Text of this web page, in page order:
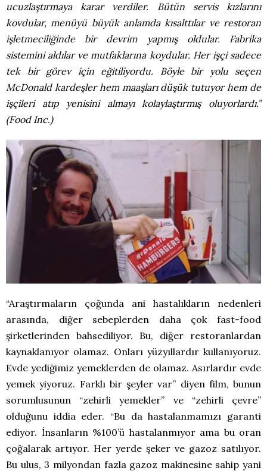
ucuzlaştırmaya karar verdiler. Bütün servis kızlarını
kovdular, menüyü büyük anlamda kısalttılar ve restoran
işletmeciliğinde bir devrim yapmış oldular. Fabrika
sistemini aldılar ve mutfaklarına koydular. Her işçi sadece
tek bir görev için eğitiliyordu. Böyle bir yolu seçen
McDonald kardeşler hem maaşları düşük tutuyor hem de
işçileri atıp yenisini almayı kolaylaştırmış oluyorlardı.”
(Food Inc.)
“Araştırmaların çoğunda ani hastalıkların nedenleri
arasında, diğer sebeplerden daha çok fast-food
şirketlerinden bahsediliyor. Bu, diğer restoranlardan
kaynaklanıyor olamaz. Onları yüzyıllardır kullanıyoruz.
Evde yediğimiz yemeklerden de olamaz. Asırlardır evde
yemek yiyoruz. Farklı bir şeyler var” diyen film, bunun
sorumlusunun “zehirli yemekler” ve “zehirli çevre”
olduğunu iddia eder. “Bu da hastalanmamızı garanti
ediyor. İnsanların %100’ü hastalanmıyor ama bu oran
çoğalarak artıyor. Her yerde şeker ve gazoz satılıyor.
Bu ulus, 3 milyondan fazla gazoz makinesine sahip yani